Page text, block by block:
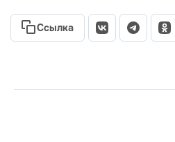
Ссылка